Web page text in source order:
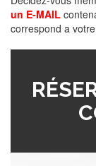
un E-MAIL
correspond a